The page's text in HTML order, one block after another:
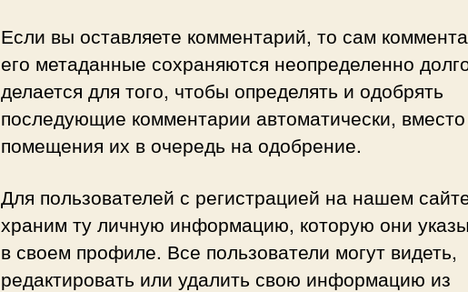
Если вы оставляете комментарий, то сам
его метаданные сохраняются неопределенно
делается для того, чтобы определять и одобрять
последующие комментарии автоматически, вместо
помещения их в очередь на одобрение.
Для пользователей с регистрацией на нашем
храним ту личную информацию, которую они
в своем профиле. Все пользователи могут видеть,
редактировать или удалить свою информацию из